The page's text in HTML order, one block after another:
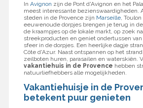
In Avignon zijn de Pont d'Avignon en het
meest interessante bezienswaardigheden.
steden in de Provence zijn Marseille, Toulon
eeuwenoude dorpjes brengen je terug in
de kraampjes op de lokale markt, op zoek
streekproducten en geniet ondertussen
sfeer in de dorpjes. Een heerlijke dagje
Côte d'Azur. Naast ontspannen op het
zeilboten huren, parasailen en waterskiën.
vakantiehuis in de Provence hebben
natuurliefhebbers alle mogelijkheden.
Vakantiehuisje in de
betekent puur genieten